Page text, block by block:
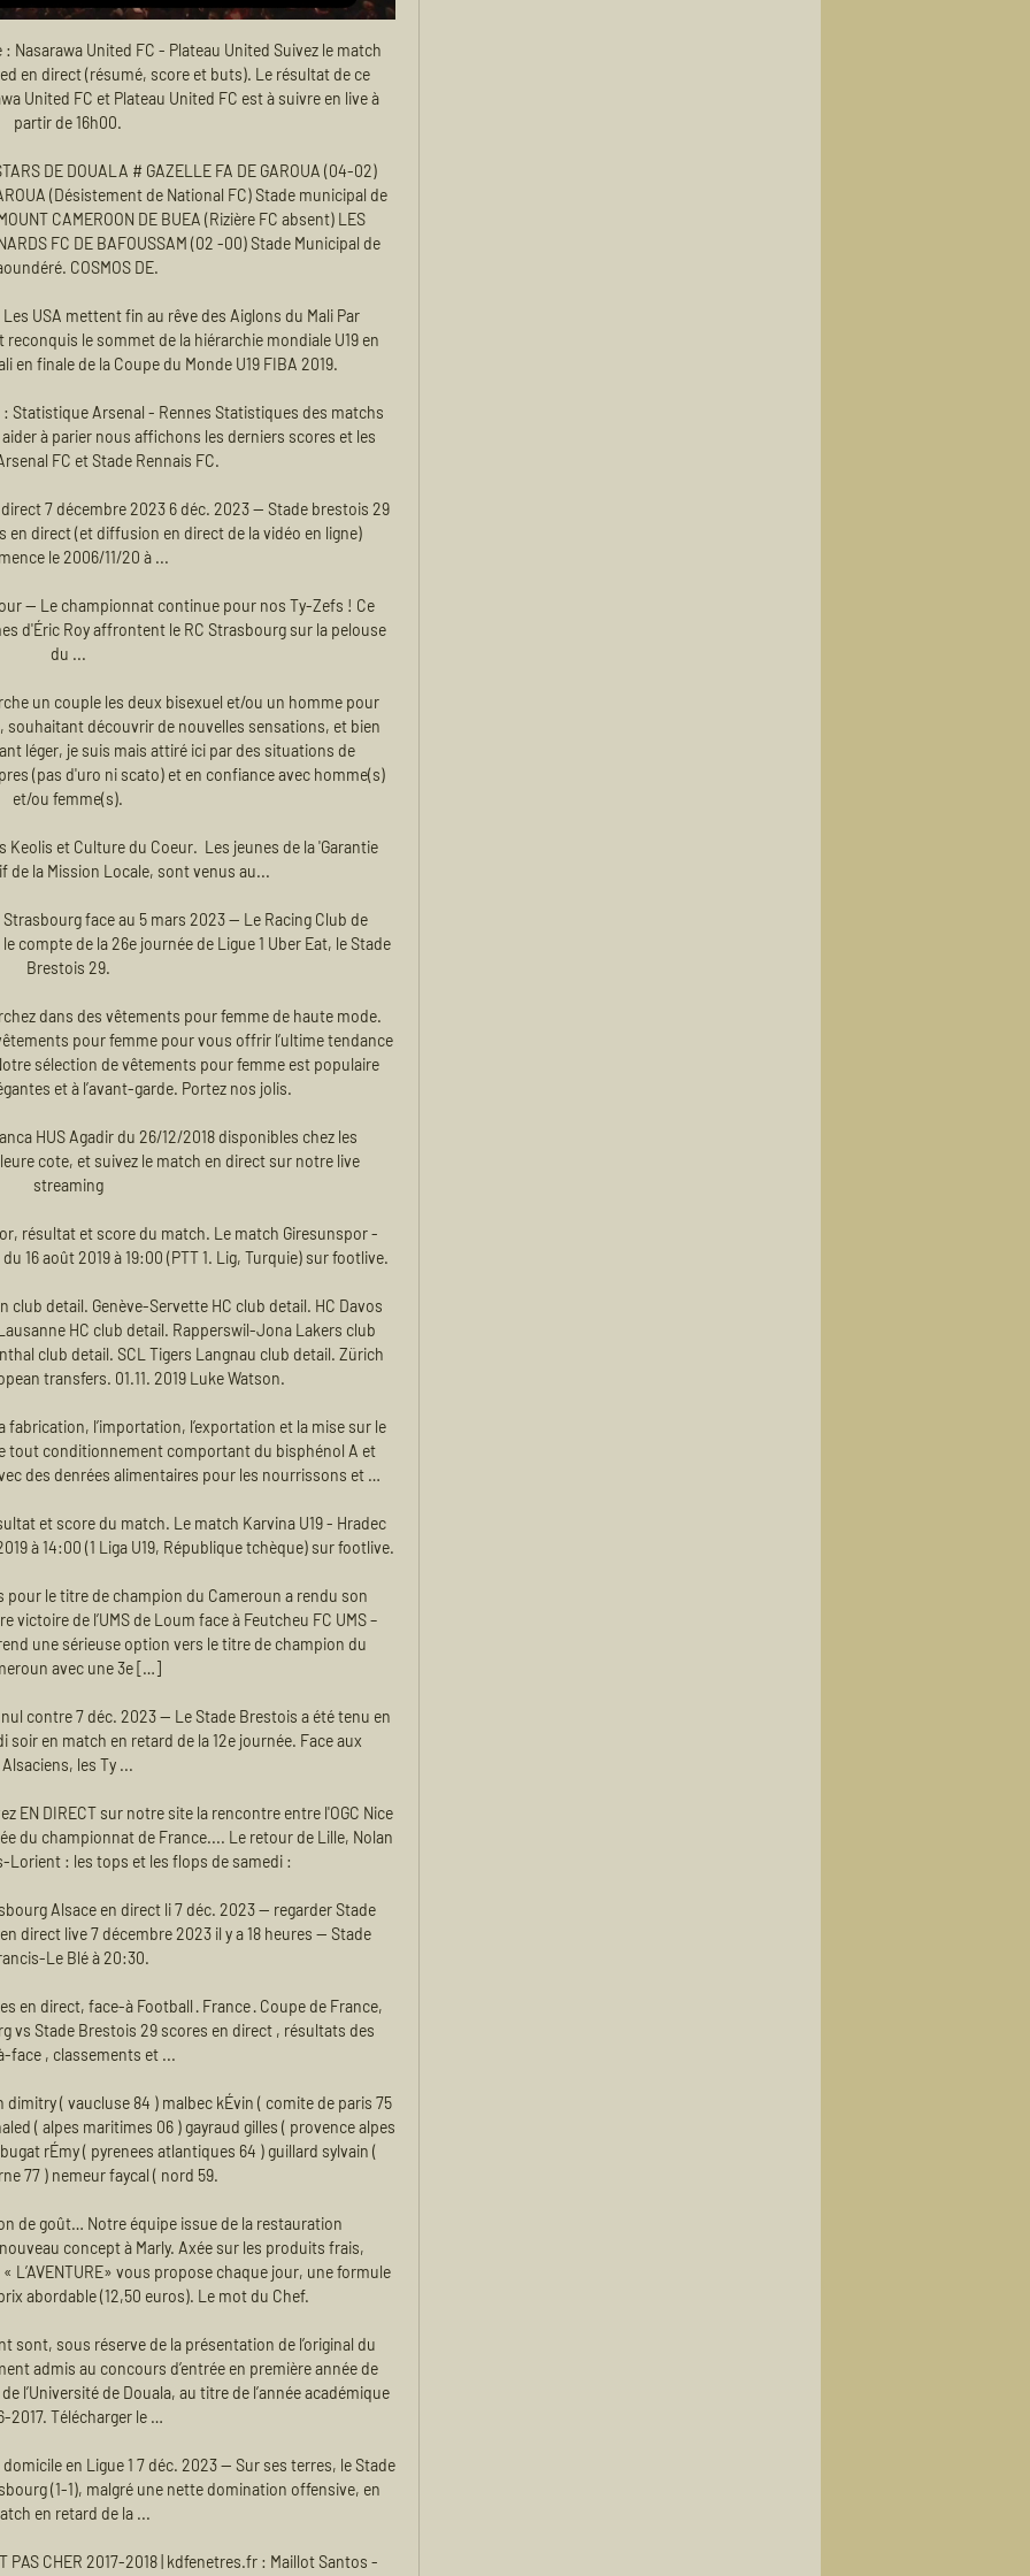
Nasarawa United FC - Plateau United Suivez le match
en direct (résumé, score et buts). Le résultat de ce
United FC et Plateau United FC est à suivre en live à
partir de 16h00.
DE DOUALA # GAZELLE FA DE GAROUA (04-02)
(Désistement de National FC) Stade municipal de
CAMEROON DE BUEA (Rizière FC absent) LES
FC DE BAFOUSSAM (02 -00) Stade Municipal de
COSMOS DE.
USA mettent fin au rêve des Aiglons du Mali Par
le sommet de la hiérarchie mondiale U19 en
en finale de la Coupe du Monde U19 FIBA 2019.
Statistique Arsenal - Rennes Statistiques des matchs
à parier nous affichons les derniers scores et les
FC et Stade Rennais FC.
7 décembre 2023 6 déc. 2023 — Stade brestois 29
en direct (et diffusion en direct de la vidéo en ligne)
le 2006/11/20 à ...
— Le championnat continue pour nos Ty-Zefs ! Ce
d'Éric Roy affrontent le RC Strasbourg sur la pelouse
du ...
un couple les deux bisexuel et/ou un homme pour
souhaitant découvrir de nouvelles sensations, et bien
léger, je suis mais attiré ici par des situations de
(pas d'uro ni scato) et en confiance avec homme(s)
et/ou femme(s).
et Culture du Coeur. ️ Les jeunes de la 'Garantie
de la Mission Locale, sont venus au...
face au 5 mars 2023 — Le Racing Club de
compte de la 26e journée de Ligue 1 Uber Eat, le Stade
Brestois 29.
dans des vêtements pour femme de haute mode.
pour femme pour vous offrir l’ultime tendance
sélection de vêtements pour femme est populaire
et à l’avant-garde. Portez nos jolis.
HUS Agadir du 26/12/2018 disponibles chez les
cote, et suivez le match en direct sur notre live
streaming
résultat et score du match. Le match Giresunspor -
16 août 2019 à 19:00 (PTT 1. Lig, Turquie) sur footlive.
club detail. Genève-Servette HC club detail. HC Davos
HC club detail. Rapperswil-Jona Lakers club
club detail. SCL Tigers Langnau club detail. Zürich
transfers. 01.11. 2019 Luke Watson.
fabrication, l’importation, l’exportation et la mise sur le
tout conditionnement comportant du bisphénol A et
des denrées alimentaires pour les nourrissons et …
et score du match. Le match Karvina U19 - Hradec
à 14:00 (1 Liga U19, République tchèque) sur footlive.
pour le titre de champion du Cameroun a rendu son
victoire de l’UMS de Loum face à Feutcheu FC UMS –
une sérieuse option vers le titre de champion du
avec une 3e […]
contre 7 déc. 2023 — Le Stade Brestois a été tenu en
soir en match en retard de la 12e journée. Face aux
Alsaciens, les Ty ...
EN DIRECT sur notre site la rencontre entre l'OGC Nice
du championnat de France.... Le retour de Lille, Nolan
Lorient : les tops et les flops de samedi :
Alsace en direct li 7 déc. 2023 — regarder Stade
direct live 7 décembre 2023 il y a 18 heures — Stade
Le Blé à 20:30.
en direct, face-à Football · France · Coupe de France,
vs Stade Brestois 29 scores en direct , résultats des
face , classements et ...
( vaucluse 84 ) malbec kÉvin ( comite de paris 75
( alpes maritimes 06 ) gayraud gilles ( provence alpes
rÉmy ( pyrenees atlantiques 64 ) guillard sylvain (
77 ) nemeur faycal ( nord 59.
de goût… Notre équipe issue de la restauration
concept à Marly. Axée sur les produits frais,
L’AVENTURE» vous propose chaque jour, une formule
abordable (12,50 euros). Le mot du Chef.
sont, sous réserve de la présentation de l’original du
admis au concours d’entrée en première année de
l’Université de Douala, au titre de l’année académique
2017. Télécharger le …
en Ligue 1 7 déc. 2023 — Sur ses terres, le Stade
(1-1), malgré une nette domination offensive, en
en retard de la ...
PAS CHER 2017-2018 | kdfenetres.fr : Maillot Santos -